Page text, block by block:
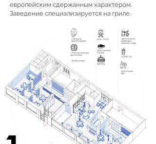
европейским сдержанным характером.
Заведение специализируется на гриле.